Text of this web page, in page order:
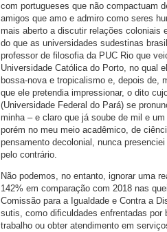
com portugueses que não compactuam
amigos que amo e admiro como seres
mais aberto a discutir relações coloniais
do que as universidades sudestinas
professor de filosofia da PUC Rio que
Universidade Católica do Porto, no qual
bossa-nova e tropicalismo e, depois de,
que ele pretendia impressionar, o dito
(Universidade Federal do Pará) se
minha – e claro que já soube de mil e
porém no meu meio acadêmico, de
pensamento decolonial, nunca
pelo contrário.
Não podemos, no entanto, ignorar uma
142% em comparação com 2018 nas
Comissão para a Igualdade e Contra a
sutis, como dificuldades enfrentadas
trabalho ou obter atendimento em